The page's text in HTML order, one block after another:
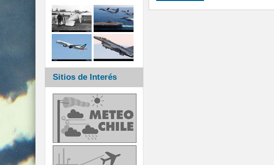
Sitios de Interés